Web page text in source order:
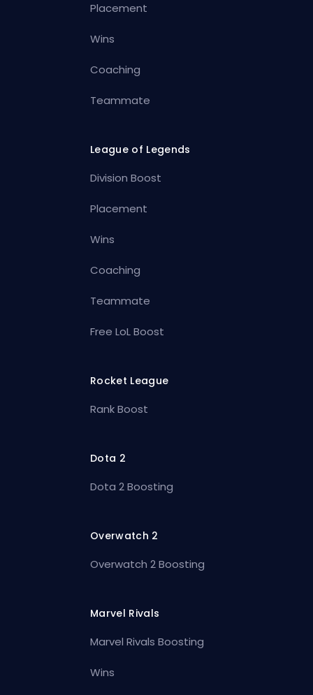
Placement
Wins
Coaching
Teammate
League of Legends
Division Boost
Placement
Wins
Coaching
Teammate
Free LoL Boost
Rocket League
Rank Boost
Dota 2
Dota 2 Boosting
Overwatch 2
Overwatch 2 Boosting
Marvel Rivals
Marvel Rivals Boosting
Wins